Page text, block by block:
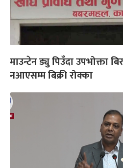
माउन्टेन ड्यु पिउँदा उपभोक्ता
नआएसम्म बिक्री रोक्का